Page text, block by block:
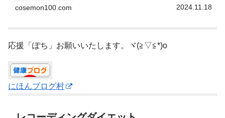
cosemon100.com 2024.11.18
応援「ぽち」お願いいたします。ヾ(≧▽≦*)o
にほんブログ村